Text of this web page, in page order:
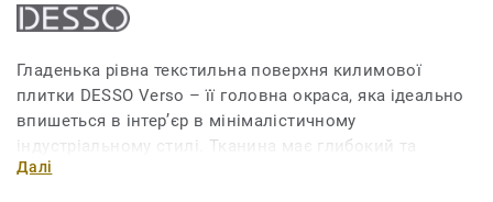
Гладенька рівна текстильна поверхня килимової
плитки DESSO Verso – її головна окраса, яка ідеально
впишеться в інтер’єр в мінімалістичному
індустріальному стилі. Тканина має глибокий та
насичений колір, що досягається за допомогою
Далі